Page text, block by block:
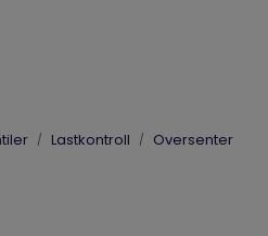
Lastkontroll Oversenter